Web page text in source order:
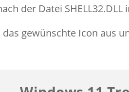
der Datei
das gewünschte Icon aus